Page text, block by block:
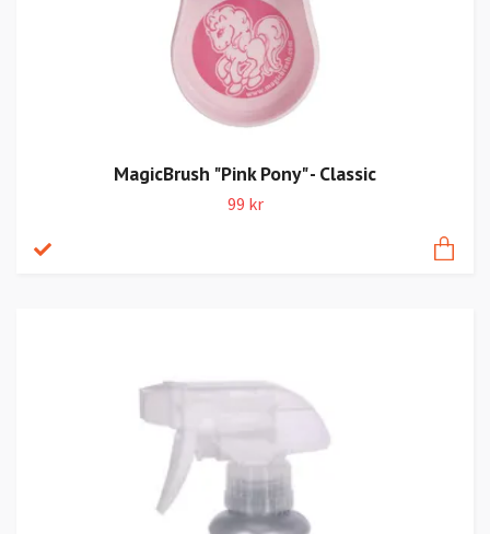
MagicBrush "Pink Pony" - Classic
99 kr